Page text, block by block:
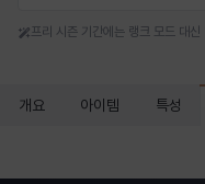
프리 시즌 기간에는 랭크 모드 대
개요 아이템 특성